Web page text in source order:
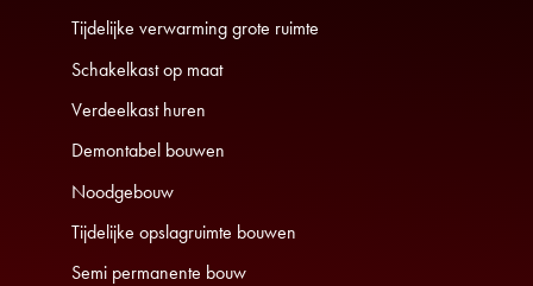
Tijdelijke verwarming grote ruimte
Schakelkast op maat
Verdeelkast huren
Demontabel bouwen
Noodgebouw
Tijdelijke opslagruimte bouwen
Semi permanente bouw